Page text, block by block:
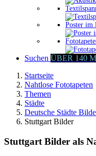
Poster im
Suchen ÜBER 140
Startseite
Nahtlose Fototapeten
Themen
Städte
Deutsche Städte
Stuttgart Bilder
Stuttgart Bilder als